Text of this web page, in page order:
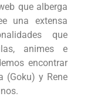
que alberga
una extensa
que
animes e
encontrar
(Goku) y Rene